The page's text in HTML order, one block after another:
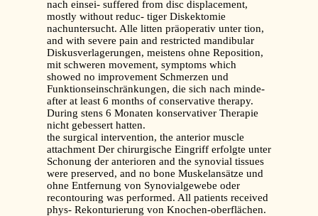
nach einsei- suffered from disc displacement,
mostly without reduc- tiger Diskektomie
nachuntersucht. Alle litten präoperativ unter tion,
and with severe pain and restricted mandibular
Diskusverlagerungen, meistens ohne Reposition,
mit schweren movement, symptoms which
showed no improvement Schmerzen und
Funktionseinschränkungen, die sich nach minde-
after at least 6 months of conservative therapy.
During stens 6 Monaten konservativer Therapie
nicht gebessert hatten.
the surgical intervention, the anterior muscle
attachment Der chirurgische Eingriff erfolgte unter
Schonung der anterioren and the synovial tissues
were preserved, and no bone Muskelansätze und
ohne Entfernung von Synovialgewebe oder
recontouring was performed. All patients received
phys- Rekonturierung von Knochen-oberflächen.